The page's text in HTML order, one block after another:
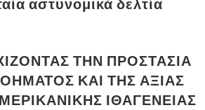
αστυνομικά δελτία
ΤΗΝ ΠΡΟΣΤΑΣΙΑ
ΚΑΙ ΤΗΣ ΑΞΙΑΣ
ΙΘΑΓΕΝΕΙΑΣ